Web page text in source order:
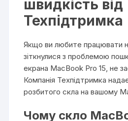
швидкість від
Техпідтримка
Якщо ви любите працювати
зіткнулися з проблемою
екрана MacBook Pro 15, не
Компанія Техпідтримка
розбитого скла на вашому
Чому скло